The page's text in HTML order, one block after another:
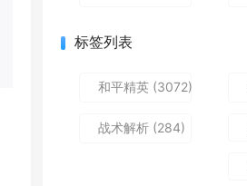
标签列表
和平精英 (3072)
战术解析 (284)